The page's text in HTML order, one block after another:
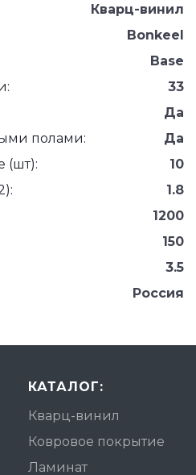
Кварц-винил
Bonkeel
Base
33
Да
полами:
Да
(шт):
10
1.8
1200
150
3.5
Россия
КАТАЛОГ:
Кварц-винил
Ковровое покрытие
Ламинат